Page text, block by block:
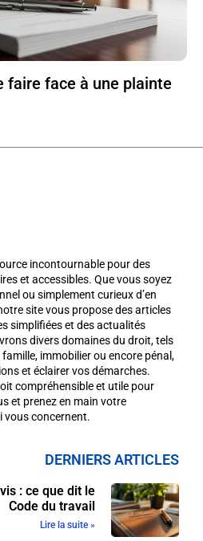
faire face à une plainte
incontournable pour des
et accessibles. Que vous soyez
ou simplement curieux d’en
site vous propose des articles
simplifiées et des actualités
divers domaines du droit, tels
immobilier ou encore pénal,
et éclairer vos démarches.
compréhensible et utile pour
et prenez en main votre
vous concernent.
DERNIERS ARTICLES
: ce que dit le
Code du travail
Lire la suite »